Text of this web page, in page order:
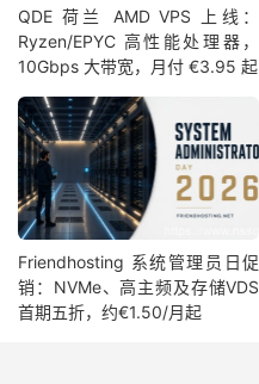
QDE 荷兰 AMD VPS 上线：
Ryzen/EPYC 高性能处理器，
10Gbps 大带宽，月付 €3.95 起
Friendhosting 系统管理员日促
销：NVMe、高主频及存储VDS
首期五折，约€1.50/月起